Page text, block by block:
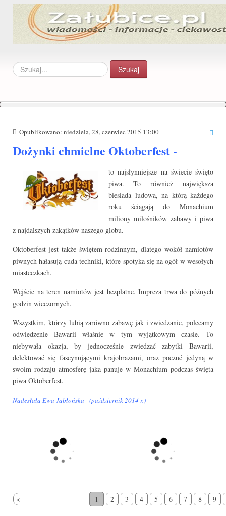
Szukaj... Szukaj
Opublikowano: niedziela, 28, czerwiec 2015 13:00
Dożynki chmielne Oktoberfest -
to najsłynniejsze na świecie święto
piwa. To również największa
biesiada ludowa, na którą każdego
roku ściągają do Monachium
miliony miłośników zabawy i piwa
z najdalszych zakątków naszego globu.
Oktoberfest jest także świętem rodzinnym, dlatego wokół namiotów
piwnych hałasują cuda techniki, które spotyka się na ogół w wesołych
miasteczkach.
Wejście na teren namiotów jest bezpłatne. Impreza trwa do późnych
godzin wieczornych.
Wszystkim, którzy lubią zarówno zabawę jak i zwiedzanie, polecamy
odwiedzenie Bawarii właśnie w tym wyjątkowym czasie. To
niebywała okazja, by jednocześnie zwiedzać zabytki Bawarii,
delektować się fascynującymi krajobrazami, oraz poczuć jedyną w
swoim rodzaju atmosferę jaka panuje w Monachium podczas święta
piwa Oktoberfest.
Nadesłała Ewa Jabłońska (październik 2014 r.)
< 1 2 3 4 5 6 7 8 9